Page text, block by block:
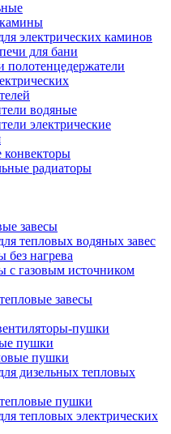
электрических каминов
для бани
полотенцедержатели
водяные
электрические
радиаторы
завесы
тепловых водяных завес
без нагрева
с газовым источником
завесы
пушки
пушки
пушки
дизельных тепловых
пушки
тепловых электрических